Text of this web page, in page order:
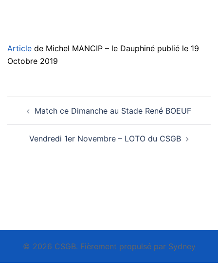
Article de Michel MANCIP – le Dauphiné publié le 19
Octobre 2019
d’articleMatch ce Dimanche au Stade René BOEUF
Vendredi 1er Novembre – LOTO du CSGB
© 2026 CSGB. Fièrement propulsé par Sydney